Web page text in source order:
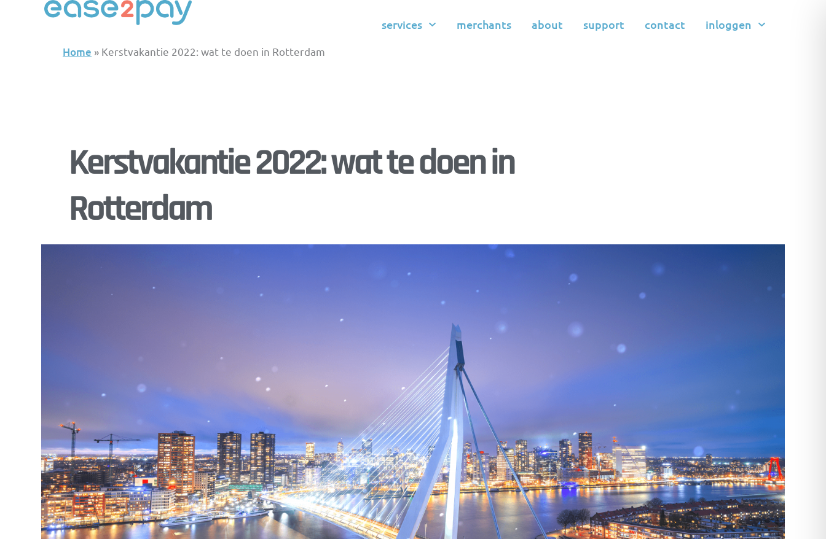
services merchants about support contact
inloggen
Home » Kerstvakantie 2022: wat te doen in Rotterdam
Kerstvakantie 2022: wat te doen in
Rotterdam